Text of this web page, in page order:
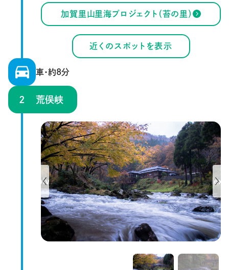
加賀里山里海プロジェクト（苔の里）
近くのスポットを表示
車・約8分
荒俣峡
Previous Next